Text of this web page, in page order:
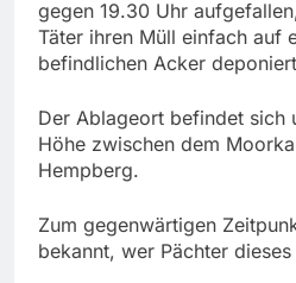
gegen 19.30 Uhr
Täter ihren Müll einfach auf
befindlichen Acker
Der Ablageort befindet sich
Höhe zwischen dem
Hempberg.
Zum gegenwärtigen
bekannt, wer Pächter